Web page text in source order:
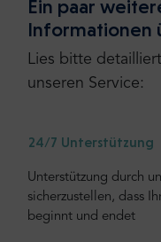
Ein paar
Informationen
Lies bitte
unseren Service:
24/7 Unterstützung
Unterstützung durch
sicherzustellen, dass
beginnt und endet